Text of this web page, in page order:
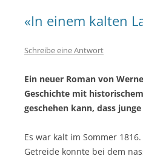
«In einem kalten
Schreibe eine Antwort
Ein neuer Roman von
Geschichte mit
geschehen kann, dass
Es war kalt im Sommer
Getreide konnte bei dem